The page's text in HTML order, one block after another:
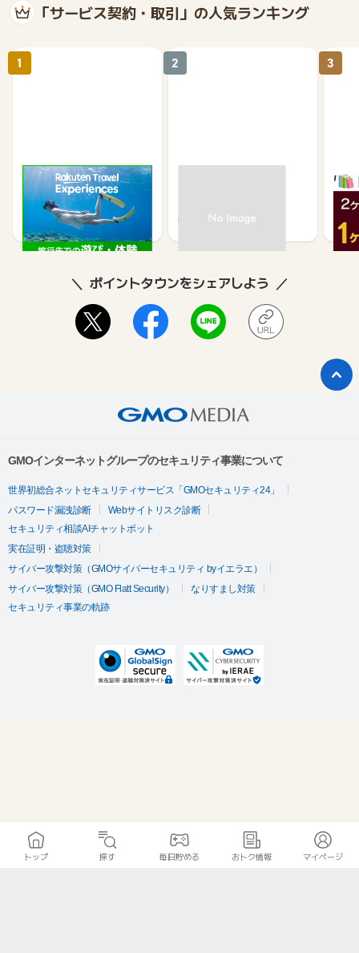
「サービス契約・取引」の人気ランキング
楽天トラベル観光体験
2.5%
1
1.3%
2
い
3
ポイントタウンをシェアしよう
GMOインターネットグループのセキュリティ事業について
世界初総合ネットセキュリティサービス「GMOセキュリティ24」
パスワード漏洩診断
Webサイトリスク診断
セキュリティ相談AIチャットボット
実在証明・盗聴対策
サイバー攻撃対策（GMOサイバーセキュリティ byイエラエ）
サイバー攻撃対策（GMO Flatt Security）
なりすまし対策
セキュリティ事業の軌跡
トップ 探す 毎日貯める おトク情報 マイページ